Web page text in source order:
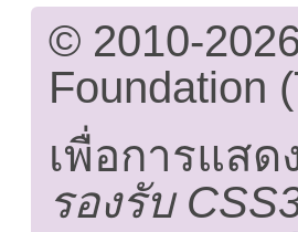
© 2010-
Foundation
เพื่อการแส
รองรับ